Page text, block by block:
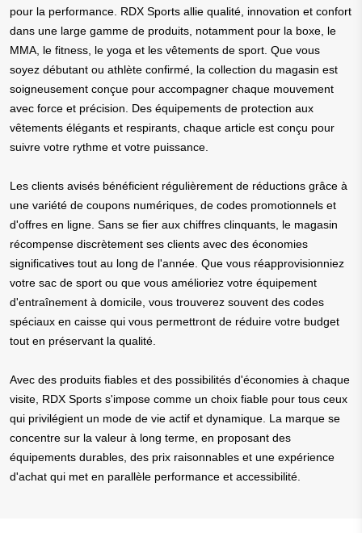
pour la performance. RDX Sports allie qualité, innovation et confort
dans une large gamme de produits, notamment pour la boxe, le
MMA, le fitness, le yoga et les vêtements de sport. Que vous
soyez débutant ou athlète confirmé, la collection du magasin est
soigneusement conçue pour accompagner chaque mouvement
avec force et précision. Des équipements de protection aux
vêtements élégants et respirants, chaque article est conçu pour
suivre votre rythme et votre puissance.
Les clients avisés bénéficient régulièrement de réductions grâce à
une variété de coupons numériques, de codes promotionnels et
d'offres en ligne. Sans se fier aux chiffres clinquants, le magasin
récompense discrètement ses clients avec des économies
significatives tout au long de l'année. Que vous réapprovisionniez
votre sac de sport ou que vous amélioriez votre équipement
d'entraînement à domicile, vous trouverez souvent des codes
spéciaux en caisse qui vous permettront de réduire votre budget
tout en préservant la qualité.
Avec des produits fiables et des possibilités d'économies à chaque
visite, RDX Sports s'impose comme un choix fiable pour tous ceux
qui privilégient un mode de vie actif et dynamique. La marque se
concentre sur la valeur à long terme, en proposant des
équipements durables, des prix raisonnables et une expérience
d'achat qui met en parallèle performance et accessibilité.